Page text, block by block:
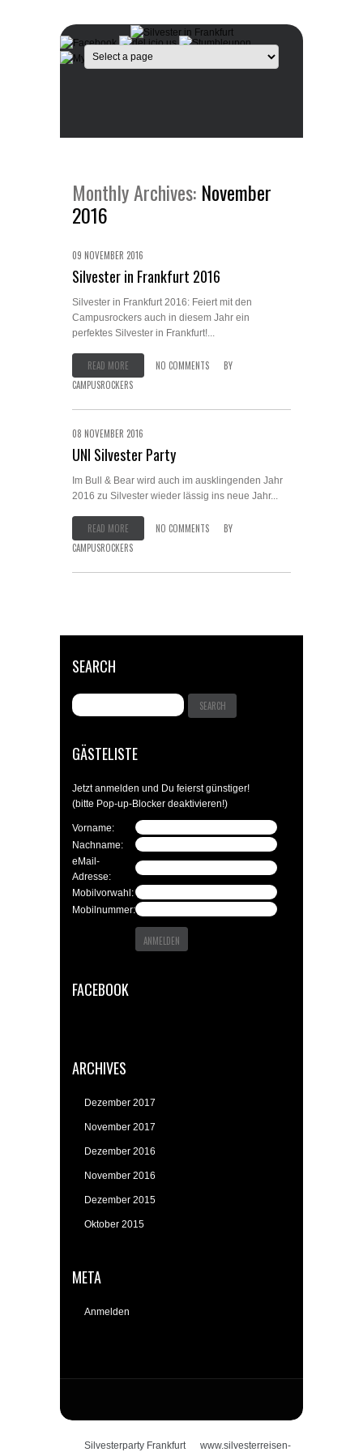
Monthly Archives: November
2016
09 NOVEMBER 2016
Silvester in Frankfurt 2016
Silvester in Frankfurt 2016: Feiert mit den
Campusrockers auch in diesem Jahr ein
perfektes Silvester in Frankfurt!...
READ MORE NO COMMENTS
BY
CAMPUSROCKERS
08 NOVEMBER 2016
UNI Silvester Party
Im Bull & Bear wird auch im ausklingenden Jahr
2016 zu Silvester wieder lässig ins neue Jahr...
READ MORE NO COMMENTS
BY
CAMPUSROCKERS
SEARCH
GÄSTELISTE
Jetzt anmelden und Du feierst günstiger!
(bitte Pop-up-Blocker deaktivieren!)
Vorname:
Nachname:
eMail-
Adresse:
Mobilvorwahl:
Mobilnummer:
FACEBOOK
ARCHIVES
Dezember 2017
November 2017
Dezember 2016
November 2016
Dezember 2015
Oktober 2015
META
Anmelden
Silvesterparty Frankfurt www.silvesterreisen-